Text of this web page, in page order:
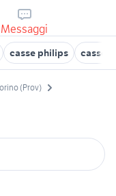
Messaggi
casse philips casse
(Prov)